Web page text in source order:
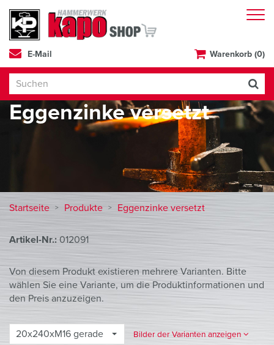
E-Mail Warenkorb (0)
Eggenzinke versetzt
Startseite Produkte Eggenzinke versetzt
Artikel-Nr.: 012091
Von diesem Produkt existieren mehrere Varianten. Bitte
wählen Sie eine Variante, um die Produktinformationen und
den Preis anzuzeigen.
20x240xM16 gerade Bilder der Varianten anzeigen